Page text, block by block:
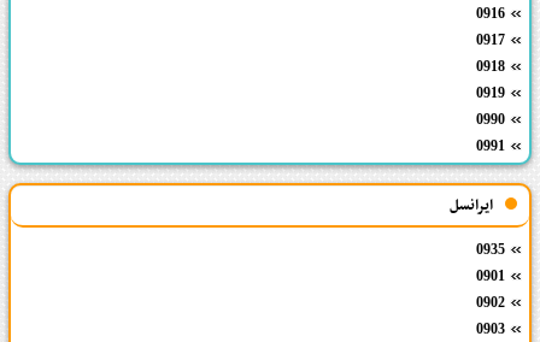
0916
0917
0918
0919
0990
0991
ایرانسل
0935
0901
0902
0903